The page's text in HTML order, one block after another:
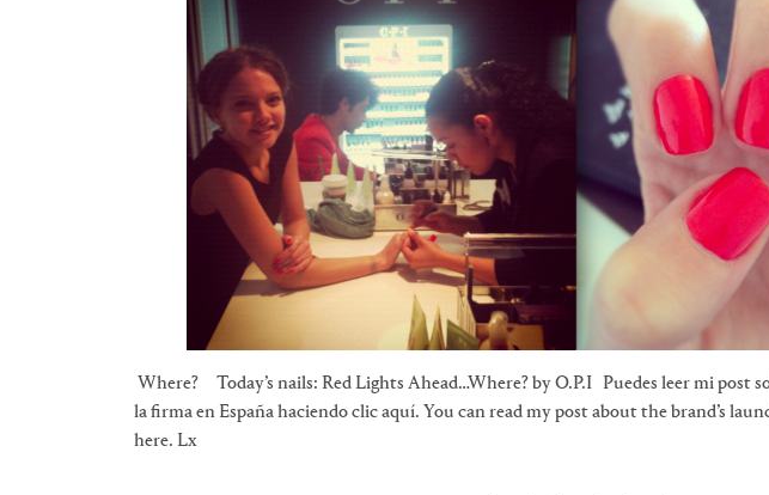
Where? Today’s nails: Red Lights Ahead…Where? by O.P.I Puedes leer mi post
la firma en España haciendo clic aquí. You can read my post about the brand’s
here. Lx